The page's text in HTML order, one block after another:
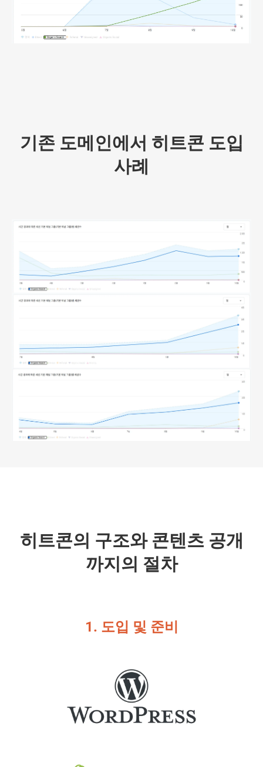
기존 도메인에서 히트콘 도입
사례
히트콘의 구조와 콘텐츠 공개
까지의 절차
1. 도입 및 준비